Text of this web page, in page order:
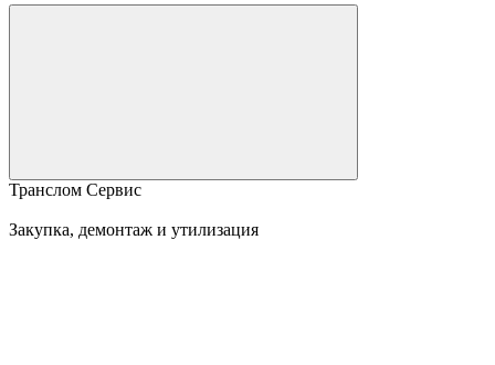
Транслом Сервис
Закупка, демонтаж и утилизация